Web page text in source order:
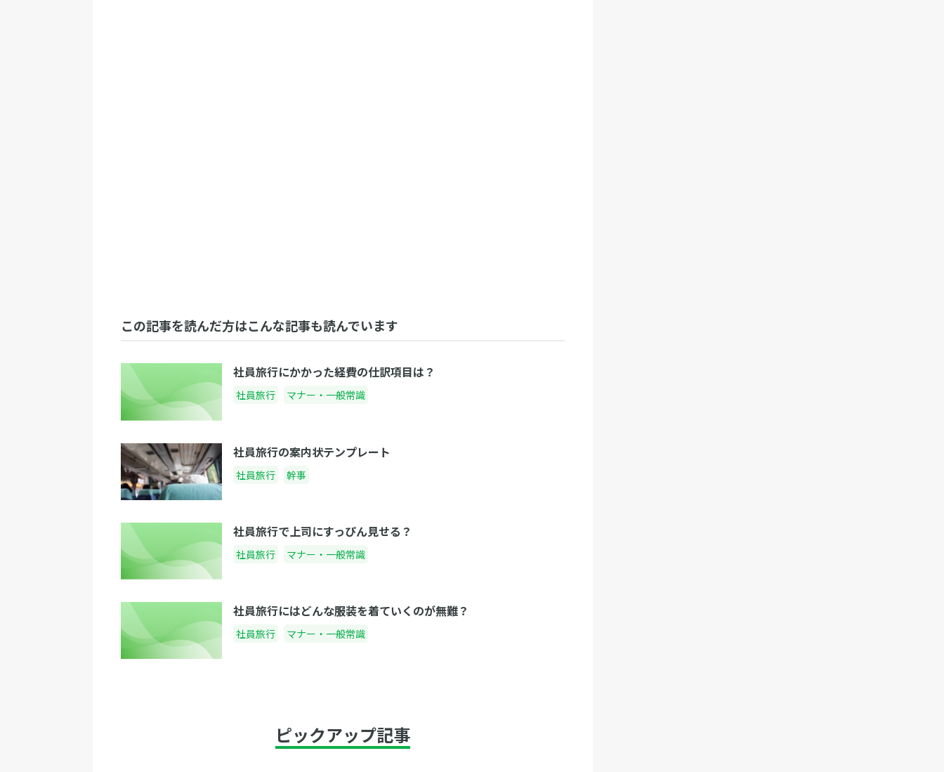
この記事を読んだ方はこんな記事も読んでいます
社員旅行にかかった経費の仕訳項目は？
社員旅行 マナー・一般常識
社員旅行の案内状テンプレート
社員旅行 幹事
社員旅行で上司にすっぴん見せる？
社員旅行 マナー・一般常識
社員旅行にはどんな服装を着ていくのが無難？
社員旅行 マナー・一般常識
ピックアップ記事